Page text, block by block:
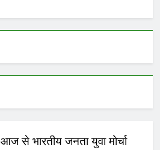
आज से भारतीय जनता युवा मोर्चा